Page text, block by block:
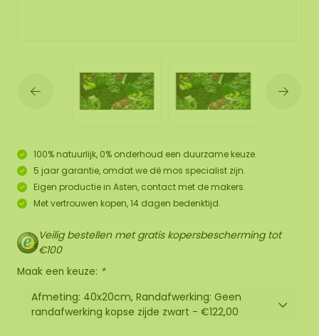
100% natuurlijk, 0% onderhoud een duurzame keuze.
5 jaar garantie, omdat we dé mos specialist zijn.
Eigen productie in Asten, contact met de makers.
Met vertrouwen kopen, 14 dagen bedenktijd.
Veilig bestellen met gratis kopersbescherming tot
€100
Maak een keuze: *
Afmeting: 40x20cm, Randafwerking: Geen
randafwerking kopse zijde zwart - €122,00